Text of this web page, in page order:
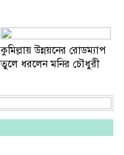
কুমিল্লায় উন্নয়নের রোডম্যাপ
তুলে ধরলেন মনির চৌধুরী